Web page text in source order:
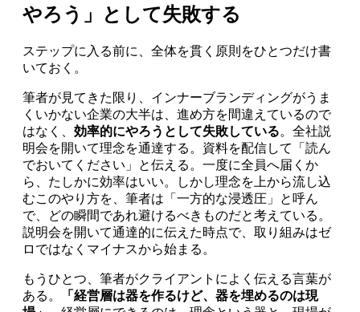
やろう」として失敗する
ステップに入る前に、全体を貫く原則をひとつだけ書
いておく。
筆者が見てきた限り、インナーブランディングがうま
くいかない企業の大半は、進め方を間違えているので
はなく、 効率的にやろうとして失敗している。全社説
明会を開いて理念を通達する。資料を配信して「読ん
でおいてください」と伝える。一度に全員へ届くか
ら、たしかに効率はいい。しかし理念を上から流し込
むこのやり方を、筆者は「一方的な浸透圧」と呼ん
で、どの瞬間であれ避けるべきものだと考えている。
説明会を開いて通達的に伝えた時点で、取り組みはゼ
ロではなくマイナスから始まる。
もうひとつ、筆者がクライアントによく伝える言葉が
ある。
「経営層は器を作るけど、器を埋めるのは現